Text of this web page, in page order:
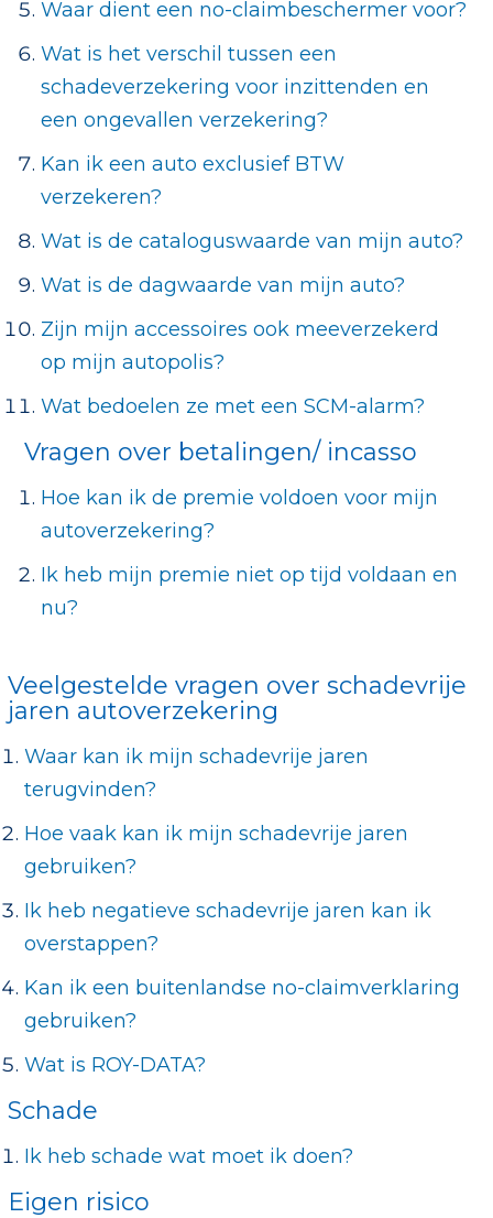
Waar dient een no-claimbeschermer voor?
Wat is het verschil tussen een
schadeverzekering voor inzittenden en
een ongevallen verzekering?
Kan ik een auto exclusief BTW
verzekeren?
Wat is de cataloguswaarde van mijn auto?
Wat is de dagwaarde van mijn auto?
Zijn mijn accessoires ook meeverzekerd
op mijn autopolis?
Wat bedoelen ze met een SCM-alarm?
Vragen over betalingen/ incasso
Hoe kan ik de premie voldoen voor mijn
autoverzekering?
Ik heb mijn premie niet op tijd voldaan en
nu?
Veelgestelde vragen over schadevrije
jaren autoverzekering
Waar kan ik mijn schadevrije jaren
terugvinden?
Hoe vaak kan ik mijn schadevrije jaren
gebruiken?
Ik heb negatieve schadevrije jaren kan ik
overstappen?
Kan ik een buitenlandse no-claimverklaring
gebruiken?
Wat is ROY-DATA?
Schade
Ik heb schade wat moet ik doen?
Eigen risico